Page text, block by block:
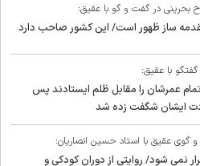
در گفت و گو با عقیق:
ساز ظهور است/ این کشور صاحب دارد
با عقیق:
عمرشان را مقابل ظلم ایستادند پس
ایشان شگفت زده شد
عقیق با استاد حسین انصاریان:
نمی شود/ روایتی از دوران کودکی و